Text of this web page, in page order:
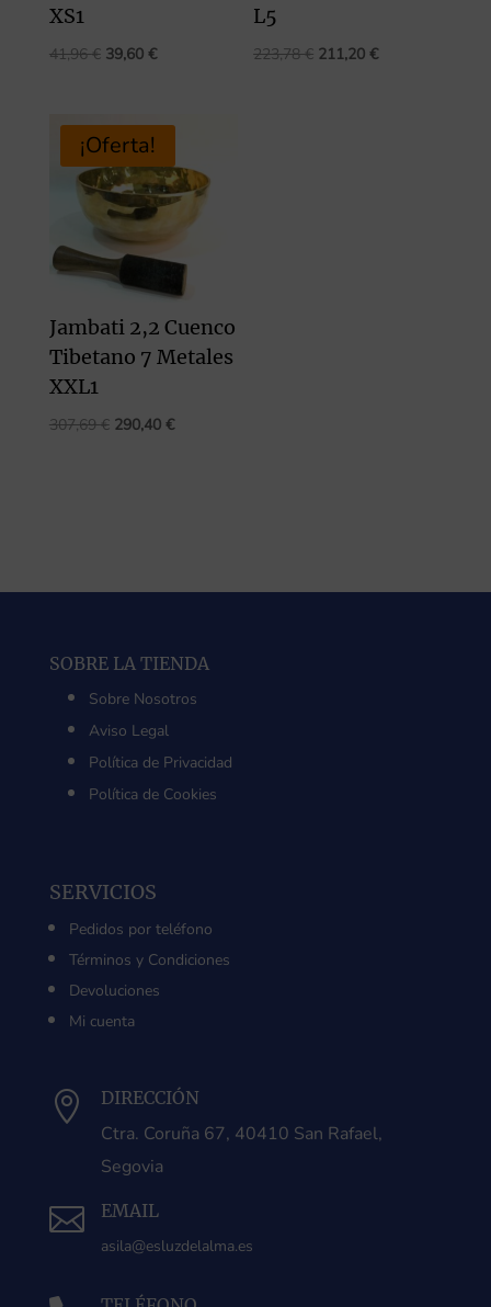
XS1
41,96€ El
era:
41,96 €.
39,60 €El
39,60 €.
L5
223,78€ El
211,20€El
¡Oferta!
Jambati 2,2 Cuenco
Tibetano 7 Metales
XXL1
307,69€ El
290,40 €El
SOBRE LA TIENDA
Sobre Nosotros
Aviso Legal
Política de Privacidad
Política de Cookies
SERVICIOS
Pedidos por teléfono
Términos y Condiciones
Devoluciones
Mi cuenta
 DIRECCIÓN
Ctra. Coruña 67, 40410 San Rafael,
Segovia
 EMAIL
asila@esluzdelalma.es